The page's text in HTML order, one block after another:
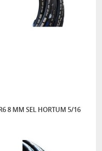
8 MM SEL HORTUM 5/16